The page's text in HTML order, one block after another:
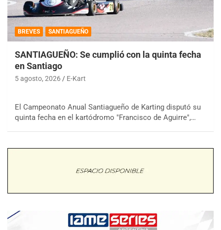
BREVES SANTIAGUEÑO
SANTIAGUEÑO: Se cumplió con la quinta fecha
en Santiago
5 agosto, 2026 E-Kart
El Campeonato Anual Santiagueño de Karting disputó su
quinta fecha en el kartódromo "Francisco de Aguirre",…